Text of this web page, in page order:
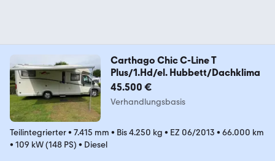
Carthago Chic C-Line T
Plus/1.Hd/el. Hubbett/Dachklima
45.500 €
Verhandlungsbasis
Teilintegrierter• 7.415 mm • Bis 4.250 kg • EZ 06/2013 • 66.000 km
• 109 kW (148 PS) • Diesel